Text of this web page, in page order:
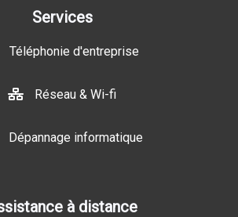
Services
Téléphonie d'entreprise
Réseau & Wi-fi
Dépannage informatique
à distance